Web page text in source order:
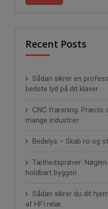
Recent Posts
Sådan sikrer en
bedste lyd på dit klaver
CNC fræsning: Præcis
mange industrier
Bedelys – Skab ro og
Tæthedsprøver:
holdbart byggeri
Sådan sikrer du dit
af HFI relæ